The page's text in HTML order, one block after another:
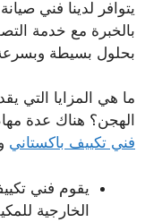
يتوافر لدينا فني
بالخبرة مع خدمة
بحلول بسيطة وبسرعة
ما هي المزايا التي
الهجن؟ هناك عدة
فني تكييف باكستاني
يقوم فني
الخارجية